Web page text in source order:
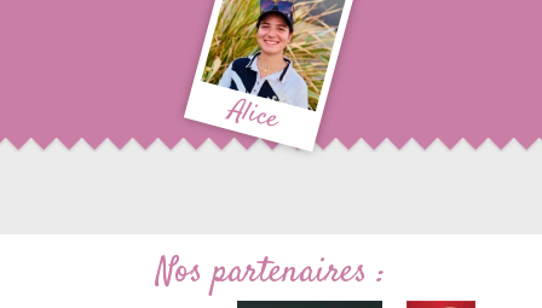
Alice
Nos partenaires :